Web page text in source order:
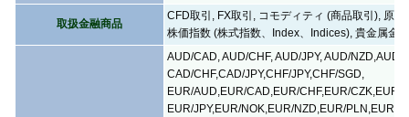
取扱金融商品
CFD取引, FX取引, コモディティ (商品取引), 原
株価指数 (株式指数、Index、Indices), 貴金属金
AUD/CAD, AUD/CHF, AUD/JPY, AUD/NZD,AUD/
CAD/CHF,CAD/JPY,CHF/JPY,CHF/SGD,
EUR/AUD,EUR/CAD,EUR/CHF,EUR/CZK,EUR/
EUR/JPY,EUR/NOK,EUR/NZD,EUR/PLN,EUR/